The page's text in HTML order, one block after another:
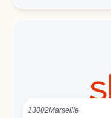
13002Marseille